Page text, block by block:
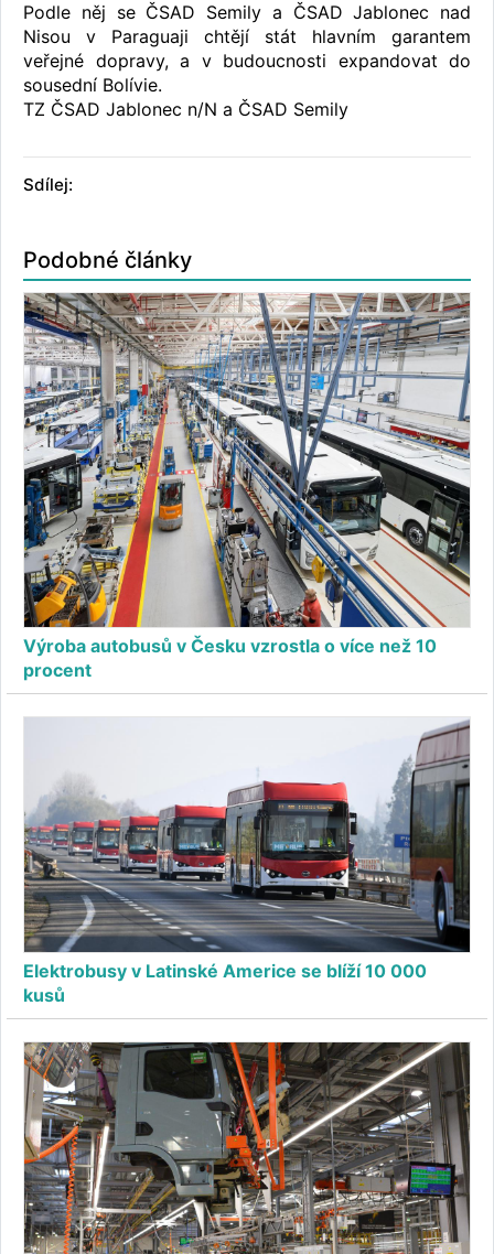
Podle něj se ČSAD Semily a ČSAD Jablonec nad
Nisou v Paraguaji chtějí stát hlavním garantem
veřejné dopravy, a v budoucnosti expandovat do
sousední Bolívie.
TZ ČSAD Jablonec n/N a ČSAD Semily
Sdílej:
Podobné články
Výroba autobusů v Česku vzrostla o více než 10
procent
Elektrobusy v Latinské Americe se blíží 10 000
kusů